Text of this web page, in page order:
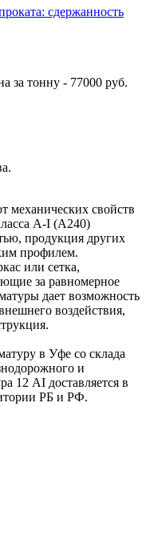
сдержанность
за тонну - 77000 руб.
механических свойств
А-I (А240)
продукция других
профилем.
или сетка,
за равномерное
дает возможность
воздействия,
в Уфе со склада
и
12 АI доставляется в
РБ и РФ.